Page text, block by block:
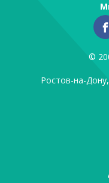
©
Ростов-на-